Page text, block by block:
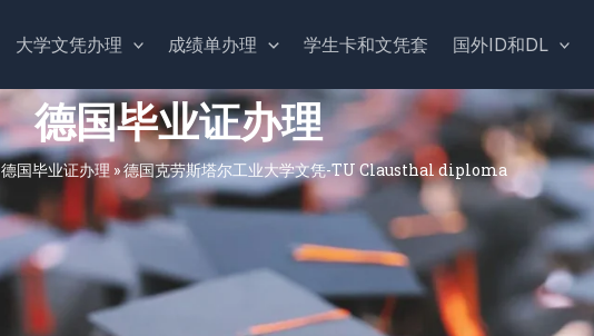
大学文凭办理 成绩单办理 学生卡和文凭套 国外ID和DL
德国毕业证办理
德国毕业证办理 »德国克劳斯塔尔工业大学文凭-TU Clausthal diploma